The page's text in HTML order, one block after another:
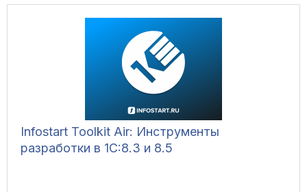
Infostart Toolkit Air: Инструменты
разработки в 1С:8.3 и 8.5